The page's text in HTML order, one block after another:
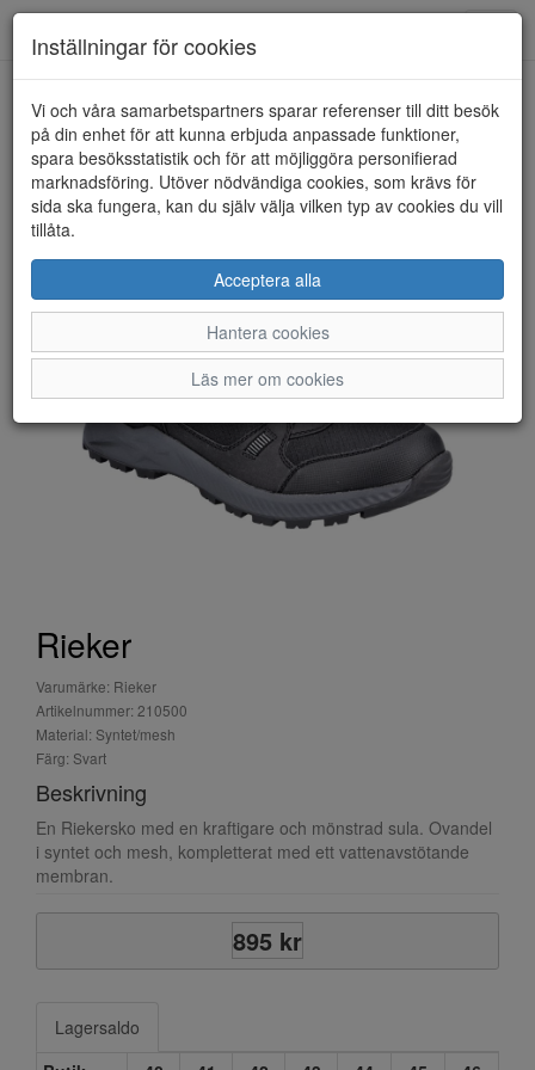
HEM RIEKER
Rieker
Varumärke: Rieker
Artikelnummer: 210500
Material: Syntet/mesh
Färg: Svart
Beskrivning
En Riekersko med en kraftigare och mönstrad sula. Ovandel
i syntet och mesh, kompletterat med ett vattenavstötande
membran.
895 kr
Lagersaldo
Inställningar för cookies
Vi och våra samarbetspartners sparar referenser till ditt besök
på din enhet för att kunna erbjuda anpassade funktioner,
spara besöksstatistik och för att möjliggöra personifierad
marknadsföring. Utöver nödvändiga cookies, som krävs för
sida ska fungera, kan du själv välja vilken typ av cookies du vill
tillåta.
Acceptera alla
Hantera cookies
Läs mer om cookies